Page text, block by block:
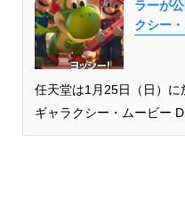
ラーが
クシー
任天堂は1月25日（日）
ギャラクシー・ムービー